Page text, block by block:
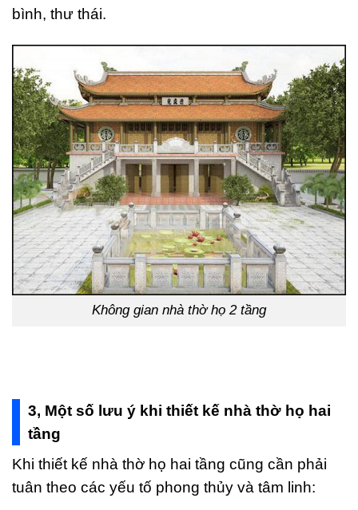
bình, thư thái.
Không gian nhà thờ họ 2 tầng
3, Một số lưu ý khi thiết kế nhà thờ họ hai
tầng
Khi thiết kế nhà thờ họ hai tầng cũng cần phải
tuân theo các yếu tố phong thủy và tâm linh: